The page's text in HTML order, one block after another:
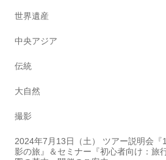
世界遺産
中央アジア
伝統
大自然
撮影
2024年7月13日（土） ツアー説明会『
影の旅』＆セミナー『初心者向け：旅